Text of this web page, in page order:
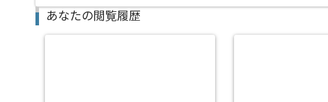
あなたの閲覧履歴